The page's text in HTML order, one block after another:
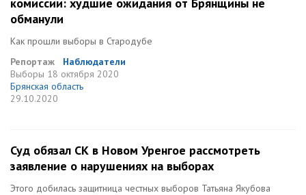
обманули
Как прошли выборы в Стародубе
Репортаж
Наблюдатели
Выборы 18 октября 2020
Брянская область
29.10.2020
Суд обязал СК в Новом Уренгое рассмотреть
заявление о нарушениях на выборах
Этого добилась защитница честных выборов Татьяна Якубова